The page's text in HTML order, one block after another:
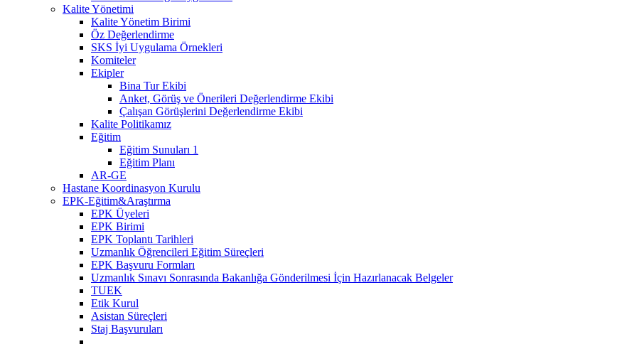
Kalite Yönetimi
Kalite Yönetim Birimi
Öz Değerlendirme
SKS İyi Uygulama Örnekleri
Komiteler
Ekipler
Bina Tur Ekibi
Anket, Görüş ve Önerileri Değerlendirme Ekibi
Çalışan Görüşlerini Değerlendirme Ekibi
Kalite Politikamız
Eğitim
Eğitim Sunuları 1
Eğitim Planı
AR-GE
Hastane Koordinasyon Kurulu
EPK-Eğitim&Araştırma
EPK Üyeleri
EPK Birimi
EPK Toplantı Tarihleri
Uzmanlık Öğrencileri Eğitim Süreçleri
EPK Başvuru Formları
Uzmanlık Sınavı Sonrasında Bakanlığa Gönderilmesi İçin Hazırlanacak Belgeler
TUEK
Etik Kurul
Asistan Süreçleri
Staj Başvuruları